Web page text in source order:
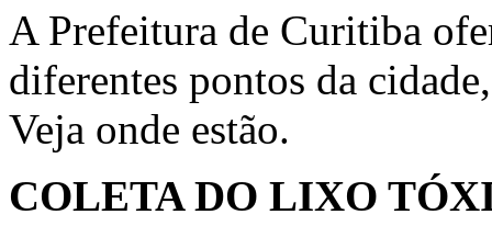
A Prefeitura de Curitiba
diferentes pontos da
Veja onde estão.
COLETA DO LIXO